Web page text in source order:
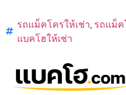
รถแม็คโครให้เช่า, รถแม็ค
แบคโฮให้เช่า